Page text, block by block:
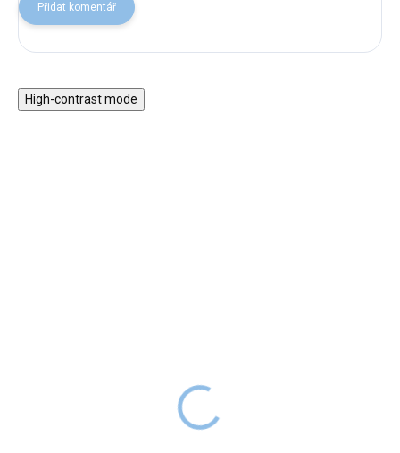
Přidat komentář
High-contrast mode